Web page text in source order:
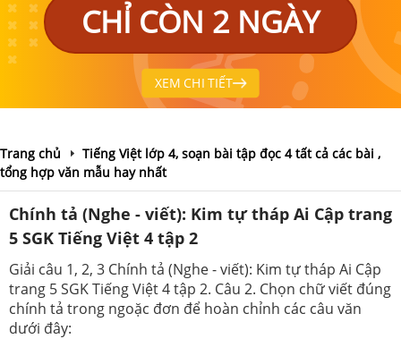
CHỈ CÒN 2 NGÀY
XEM CHI TIẾT
Trang chủ
Tiếng Việt lớp 4, soạn bài tập đọc 4 tất cả các bài ,
tổng hợp văn mẫu hay nhất
Chính tả (Nghe - viết): Kim tự tháp Ai Cập trang
5 SGK Tiếng Việt 4 tập 2
Giải câu 1, 2, 3 Chính tả (Nghe - viết): Kim tự tháp Ai Cập
trang 5 SGK Tiếng Việt 4 tập 2. Câu 2. Chọn chữ viết đúng
chính tả trong ngoặc đơn để hoàn chỉnh các câu văn
dưới đây: